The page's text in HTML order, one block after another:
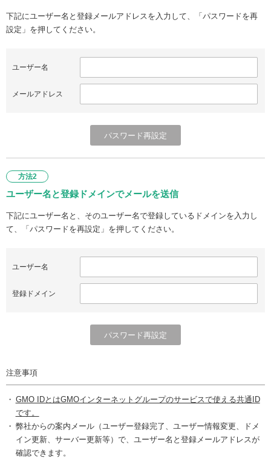
下記にユーザー名と登録メールアドレスを入力して、「パスワードを再
設定」を押してください。
ユーザー名
メールアドレス
方法2
ユーザー名と登録ドメインでメールを送信
下記にユーザー名と、そのユーザー名で登録しているドメインを入力し
て、「パスワードを再設定」を押してください。
ユーザー名
登録ドメイン
注意事項
GMO IDとはGMOインターネットグループのサービスで使える共通ID
です。
弊社からの案内メール（ユーザー登録完了、ユーザー情報変更、ドメ
イン更新、サーバー更新等）で、ユーザー名と登録メールアドレスが
確認できます。